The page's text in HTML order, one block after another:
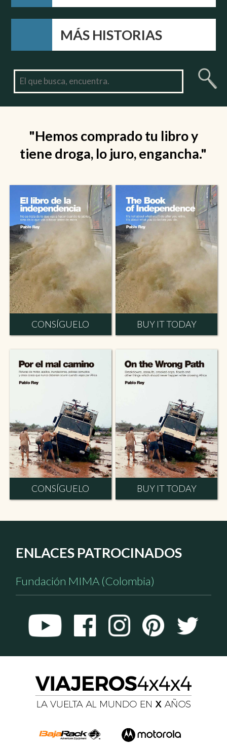
MÁS HISTORIAS
"Hemos comprado tu libro y
tiene droga, lo juro, engancha."
CONSÍGUELO BUY IT TODAY
CONSÍGUELO BUY IT TODAY
ENLACES PATROCINADOS
Fundación MIMA (Colombia)